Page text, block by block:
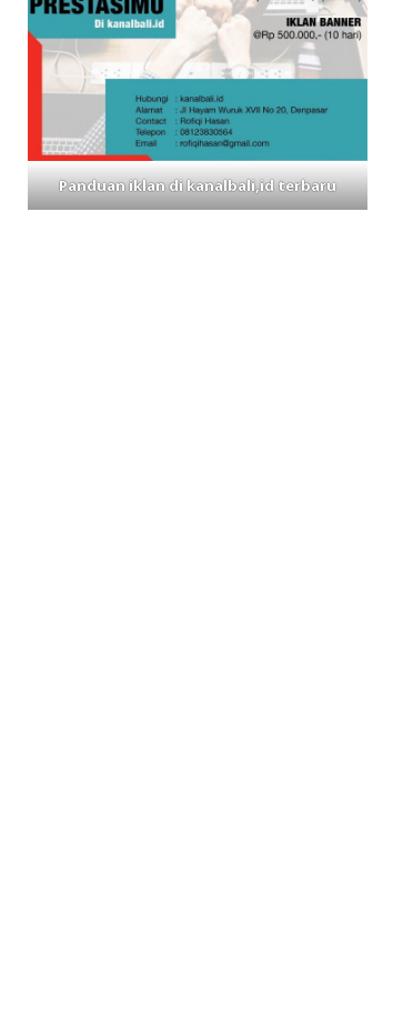
Panduan iklan di kanalbali,id terbaru